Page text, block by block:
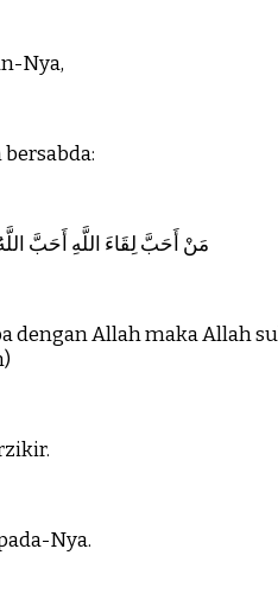
Nya,
مَنْ أَحَبَّ لِقَاءَ اللَّهِ أَحَبَّ
dengan Allah maka Allah
Nya.